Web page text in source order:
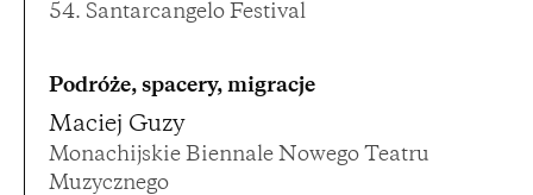
54. Santarcangelo Festival
Podróże, spacery, migracje
Maciej Guzy
Monachijskie Biennale Nowego Teatru
Muzycznego